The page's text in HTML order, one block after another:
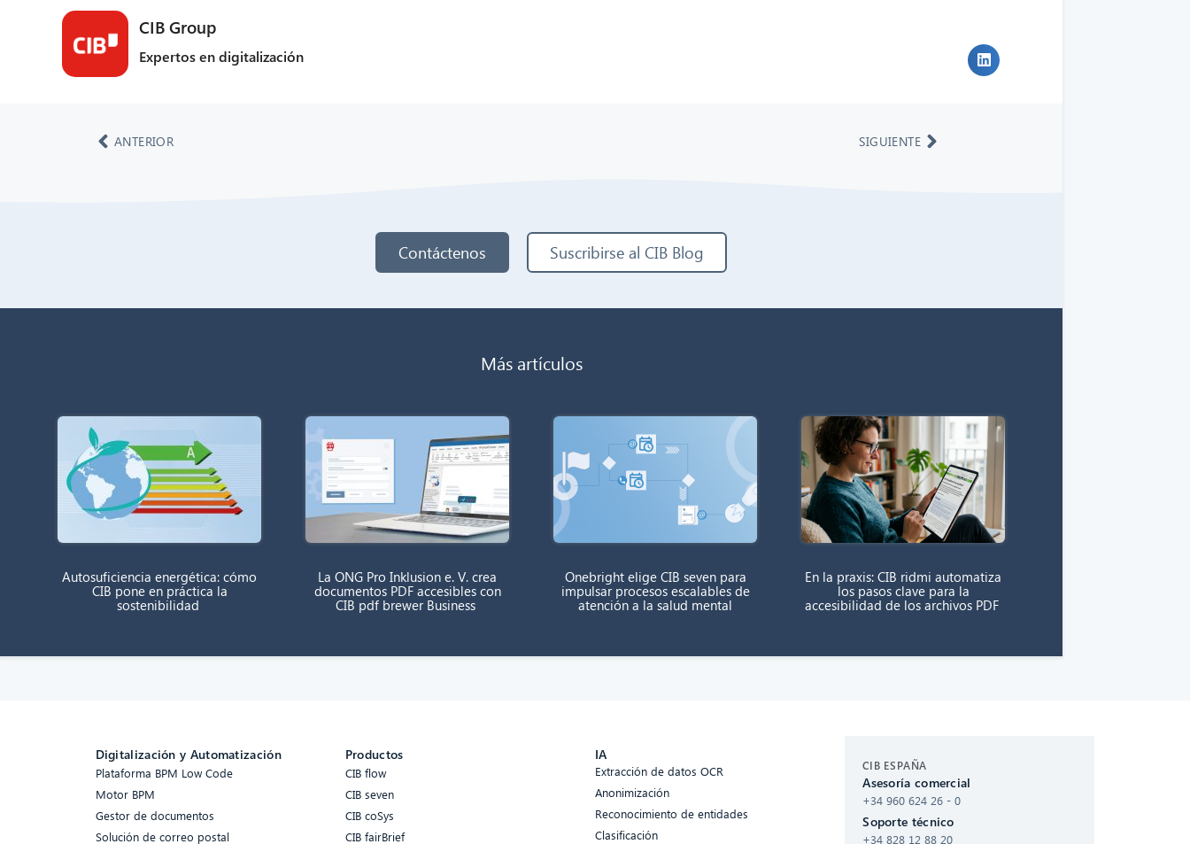
CIB Group
Expertos en digitalización
ANTERIOR SIGUIENTE
Contáctenos Suscribirse al CIB Blog
Más artículos
Autosuficiencia energética: cómo
CIB pone en práctica la
sostenibilidad
La ONG Pro Inklusion e. V. crea
documentos PDF accesibles con
CIB pdf brewer Business
Onebright elige CIB seven para
impulsar procesos escalables de
atención a la salud mental
En la praxis: CIB ridmi automatiza
los pasos clave para la
accesibilidad de los archivos PDF
Digitalización y Automatización
Plataforma BPM Low Code
Motor BPM
Gestor de documentos
Solución de correo postal
Productos
CIB flow
CIB seven
CIB coSys
CIB fairBrief
IA
Extracción de datos OCR
Anonimización
Reconocimiento de entidades
Clasificación
CIB ESPAÑA
Asesoría comercial
+34 960 624 26 - 0
Soporte técnico
+34 828 12 88 20
¡Hola! ¿Qué puedo hacer por ti?